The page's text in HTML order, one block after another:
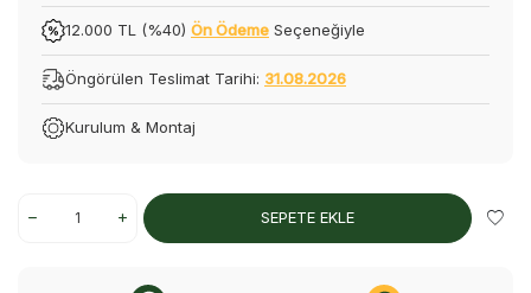
12.000 TL (%40) Ön Ödeme Seçeneğiyle
Öngörülen Teslimat Tarihi: 31.08.2026
Kurulum & Montaj
SEPETE EKLE